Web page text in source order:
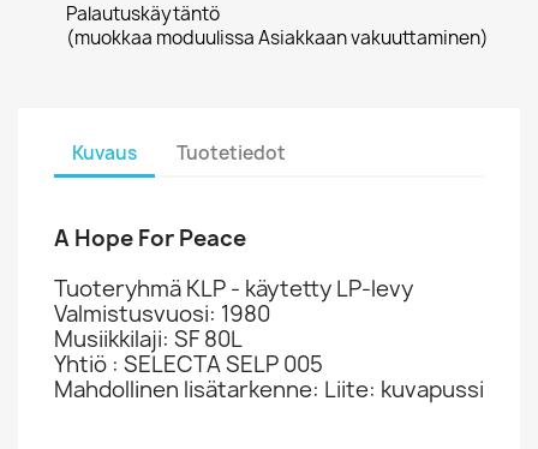
Palautuskäytäntö
(muokkaa moduulissa Asiakkaan vakuuttaminen)
Kuvaus Tuotetiedot
A Hope For Peace
Tuoteryhmä KLP - käytetty LP-levy
Valmistusvuosi: 1980
Musiikkilaji: SF 80L
Yhtiö : SELECTA SELP 005
Mahdollinen lisätarkenne: Liite: kuvapussi